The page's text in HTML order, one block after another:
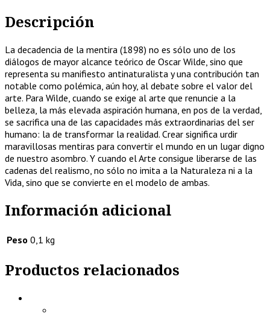
Descripción
La decadencia de la mentira (1898) no es sólo uno de los
diálogos de mayor alcance teórico de Oscar Wilde, sino que
representa su manifiesto antinaturalista y una contribución tan
notable como polémica, aún hoy, al debate sobre el valor del
arte. Para Wilde, cuando se exige al arte que renuncie a la
belleza, la más elevada aspiración humana, en pos de la verdad,
se sacrifica una de las capacidades más extraordinarias del ser
humano: la de transformar la realidad. Crear significa urdir
maravillosas mentiras para convertir el mundo en un lugar digno
de nuestro asombro. Y cuando el Arte consigue liberarse de las
cadenas del realismo, no sólo no imita a la Naturaleza ni a la
Vida, sino que se convierte en el modelo de ambas.
Información adicional
Peso 0,1 kg
Productos relacionados